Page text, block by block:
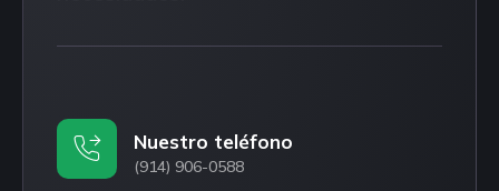
Nuestro teléfono
(914) 906-0588